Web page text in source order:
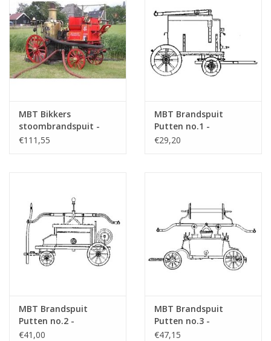
MBT Bikkers
stoombrandspuit -
Bouwtekening Schaal 1
€111,55
MBT Brandspuit
Putten no.1 -
Bouwtekening Schaal 1
€29,20
MBT Brandspuit
Putten no.2 -
Bouwtekening Schaal 1
€41,00
MBT Brandspuit
Putten no.3 -
Bouwtekening Schaal 1
€47,15